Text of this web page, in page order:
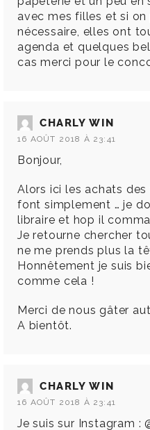
avec mes filles et si
nécessaire, elles ont
agenda et quelques
cas merci pour le
CHARLY WIN
16 AOÛT 2018 À 23:41
Bonjour,
Alors ici les achats
font simplement … je
libraire et hop il
Je retourne chercher
ne me prends plus la
Honnêtement je suis
comme cela !
Merci de nous gâter
A bientôt.
CHARLY WIN
16 AOÛT 2018 À 23:41
Je suis sur Instagram :